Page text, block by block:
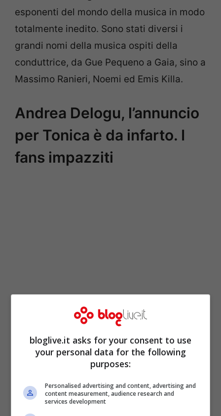
esponenti del mondo della musica in modo
totalmente inedito. Sono stati diversi i
grandi nomi della musica ospiti della
conduttrice, da Gue Pequeno a Gaia, sino a
Massimo Ranieri, Noemi ed Emis Killa.
Andrea Delogu, l’annuncio
per Tonica è da infarto. I
fans impazziti
bloglive.it asks for your consent to use
your personal data for the following
purposes:
Personalised advertising and content, advertising and
content measurement, audience research and
services development